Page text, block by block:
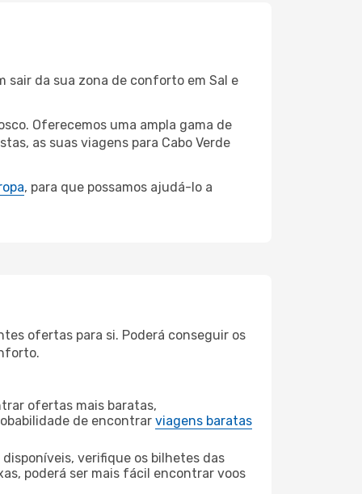
sair da sua zona de conforto em Sal e
Oferecemos uma ampla gama de
as suas viagens para Cabo Verde
, para que possamos ajudá-lo a
ofertas para si. Poderá conseguir os
ofertas mais baratas,
de encontrar viagens baratas
verifique os bilhetes das
poderá ser mais fácil encontrar voos